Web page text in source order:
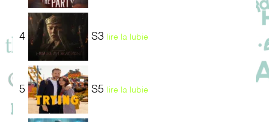
4 S3 lire la lubie
5 S5 lire la lubie